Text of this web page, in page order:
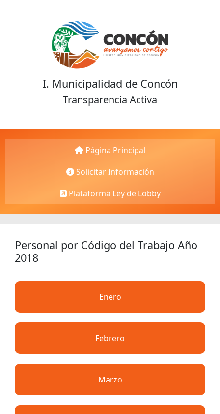
I. Municipalidad de Concón
Transparencia Activa
Página Principal
Solicitar Información
Plataforma Ley de Lobby
Personal por Código del Trabajo Año
2018
Enero
Febrero
Marzo